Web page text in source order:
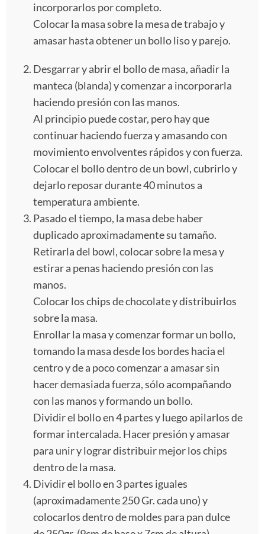
incorporarlos por completo.
Colocar la masa sobre la mesa de trabajo y
amasar hasta obtener un bollo liso y parejo.
Desgarrar y abrir el bollo de masa, añadir la
manteca (blanda) y comenzar a incorporarla
haciendo presión con las manos.
Al principio puede costar, pero hay que
continuar haciendo fuerza y amasando con
movimiento envolventes rápidos y con fuerza.
Colocar el bollo dentro de un bowl, cubrirlo y
dejarlo reposar durante 40 minutos a
temperatura ambiente.
Pasado el tiempo, la masa debe haber
duplicado aproximadamente su tamaño.
Retirarla del bowl, colocar sobre la mesa y
estirar a penas haciendo presión con las
manos.
Colocar los chips de chocolate y distribuirlos
sobre la masa.
Enrollar la masa y comenzar formar un bollo,
tomando la masa desde los bordes hacia el
centro y de a poco comenzar a amasar sin
hacer demasiada fuerza, sólo acompañando
con las manos y formando un bollo.
Dividir el bollo en 4 partes y luego apilarlos de
formar intercalada. Hacer presión y amasar
para unir y lograr distribuir mejor los chips
dentro de la masa.
Dividir el bollo en 3 partes iguales
(aproximadamente 250 Gr. cada uno) y
colocarlos dentro de moldes para pan dulce